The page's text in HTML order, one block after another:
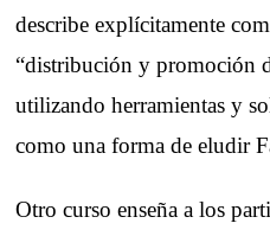
describe explícitamente
“distribución y promoción
utilizando herramientas y
como una forma de eludir
Otro curso enseña a los